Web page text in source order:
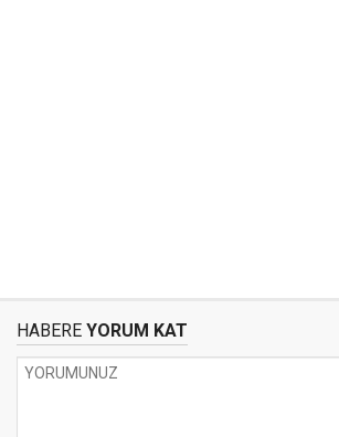
HABERE YORUM KAT